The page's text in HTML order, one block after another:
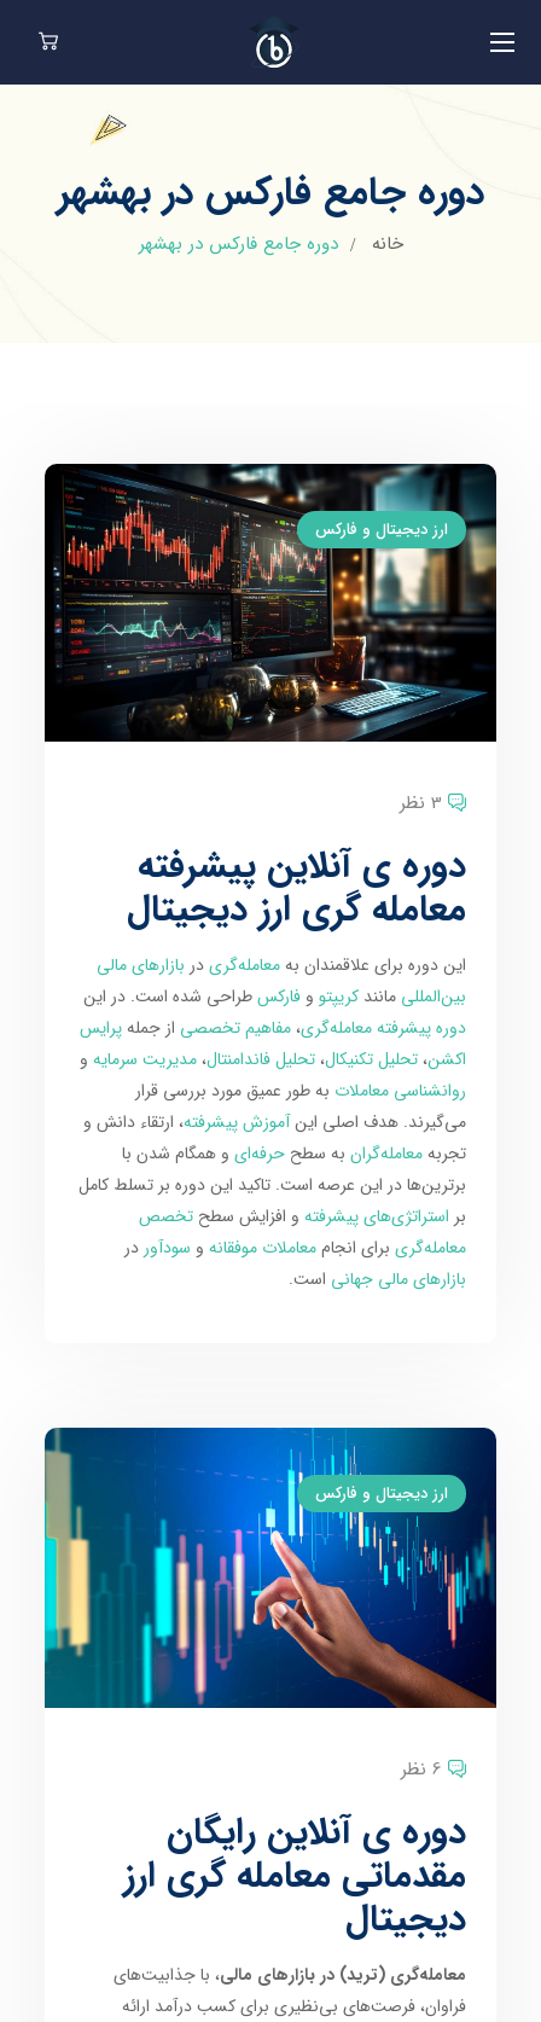
دوره جامع فارکس در بهشهر
خانه دوره جامع فارکس در بهشهر
ارز دیجیتال و فارکس
3 نظر
دوره ی آنلاین پیشرفته
معامله گری ارز دیجیتال
این دوره برای علاقمندان بهمعامله‌گریدر بازارهای مالی
بین‌المللی مانندکریپتو وفارکسطراحی شده است. در این
دوره پیشرفته معامله‌گری،مفاهیم تخصصی از جملهپرایس
اکشن،تحلیل تکنیکال،تحلیل فاندامنتال،مدیریت سرمایه و
روانشناسی معاملات به طور عمیق مورد بررسی قرار
می‌گیرند. هدف اصلی اینآموزش پیشرفته، ارتقاء دانش و
تجربهمعامله‌گران به سطححرفه‌ای و همگام شدن با
برترین‌ها در این عرصه است. تاکید این دوره بر تسلط کامل
بر استراتژی‌های پیشرفته و افزایش سطحتخصص
معامله‌گری برای انجاممعاملات موفقانه و سودآور در
بازارهای مالی جهانی است.
ارز دیجیتال و فارکس
6 نظر
دوره ی آنلاین رایگان
مقدماتی معامله گری ارز
دیجیتال
معامله‌گری (ترید) در بازارهای مالی، با جذابیت‌های
فراوان، فرصت‌های بی‌نظیری برای کسب درآمد ارائه